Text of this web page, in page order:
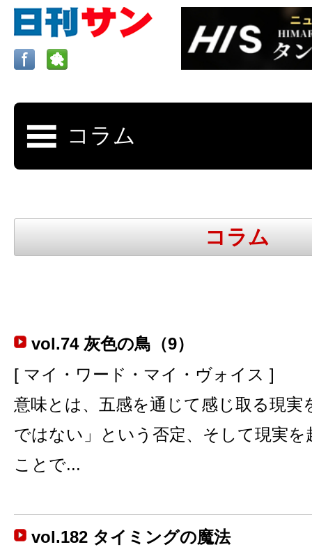
ロサンゼルスの求人、クラシファイド、地元情報など
日刊サンはロサンゼルスの日本語新
更新、求人、クラシファイドは毎週木
コラム
vol.74 灰色の鳥（9）
[ マイ・ワード・マイ・ヴォイス ]
意味とは、五感を通じて感じ取る現実
ではない」という否定、そして現実
ことで...
vol.182 タイミングの魔法